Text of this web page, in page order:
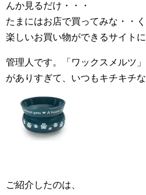
んか見るだけ・・・
たまにはお店で買ってみな・・く
楽しいお買い物ができるサイト
管理人です。「ワックスメルツ
がありすぎて、いつもキチキチ
ご紹介したのは、